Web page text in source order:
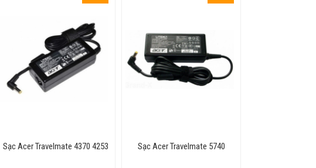
Sạc Acer Travelmate 4370 4253 Sạc Acer Travelmate 5740